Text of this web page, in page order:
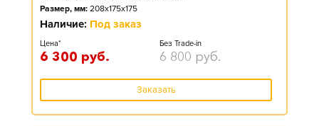
Размер, мм: 208x175x175
Наличие: Под заказ
Цена*
6 300 руб.
Без Trade-in
6 800 руб.
Заказать